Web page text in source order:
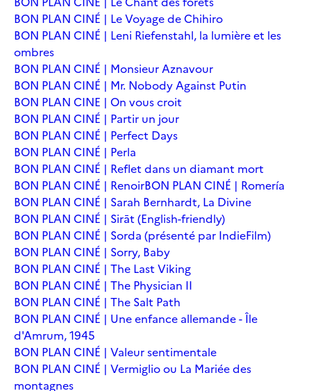
BON PLAN CINÉ | Le Voyage de Chihiro
BON PLAN CINÉ | Leni Riefenstahl, la lumière et les
ombres
BON PLAN CINÉ | Monsieur Aznavour
BON PLAN CINÉ | Mr. Nobody Against Putin
BON PLAN CINE | On vous croit
BON PLAN CINÉ | Partir un jour
BON PLAN CINÉ | Perfect Days
BON PLAN CINÉ | Perla
BON PLAN CINÉ | Reflet dans un diamant mort
BON PLAN CINÉ | RenoirBON PLAN CINÉ | Romería
BON PLAN CINÉ | Sarah Bernhardt, La Divine
BON PLAN CINÉ | Sirāt (English-friendly)
BON PLAN CINÉ | Sorda (présenté par IndieFilm)
BON PLAN CINÉ | Sorry, Baby
BON PLAN CINÉ | The Last Viking
BON PLAN CINÉ | The Physician II
BON PLAN CINÉ | The Salt Path
BON PLAN CINÉ | Une enfance allemande - Île
d'Amrum, 1945
BON PLAN CINÉ | Valeur sentimentale
BON PLAN CINÉ | Vermiglio ou La Mariée des
montagnes